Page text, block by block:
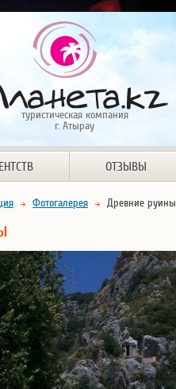
туристическая компания
г. Атырау
ОТЗЫВЫ
Фотогалерея Древние руины